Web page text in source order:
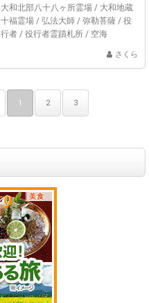
大和北部八十八ヶ所霊場 / 大和地蔵
十福霊場 / 弘法大師 / 弥勒菩薩 / 役
行者 / 役行者霊蹟札所 / 空海
さくら
1 2 3